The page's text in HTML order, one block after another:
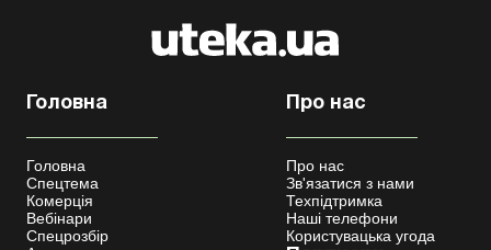
Головна
Головна
Спецтема
Комерція
Вебінари
Спецрозбір
Про нас
Про нас
Зв'язатися з нами
Техпідтримка
Наші телефони
Користувацька угода